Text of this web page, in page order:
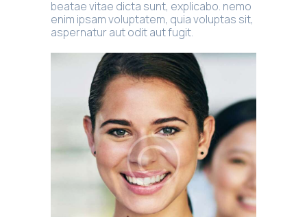
beatae vitae dicta sunt, explicabo. nemo
enim ipsam voluptatem, quia voluptas sit,
aspernatur aut odit aut fugit.